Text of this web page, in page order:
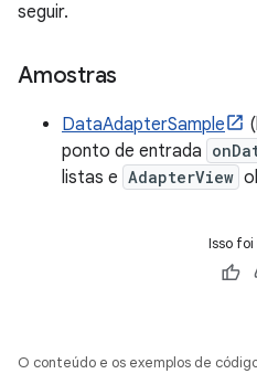
seguir.
Amostras
DataAdapterSample
ponto de entrada
listas e AdapterView
Isso
O conteúdo e os exemplos de